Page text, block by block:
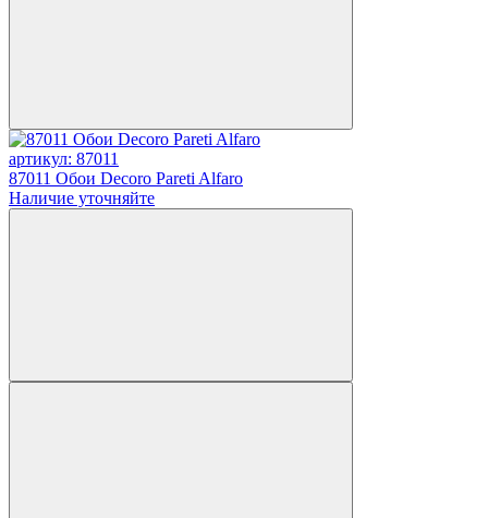
артикул: 87011
87011 Обои Decoro Pareti Alfaro
Наличие уточняйте